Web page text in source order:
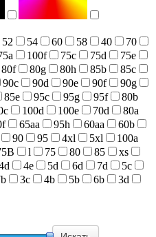
52 54 60 58 40
70
100f 75c 75d
75e
80f 80g 80h 85b
85c
90c 90d 90e 90f
90g
85e 95c 95g 95f
80b
100d 100e 70d
80a
65aa 95h 60aa
60b
90 95 4xl 5xl
100a
l 75 80 85
xs
4e 5d 6d 7d
5c
3c 4b 5b 6b
3d